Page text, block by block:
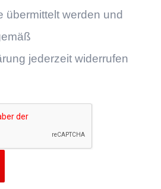
übermittelt werden und
jederzeit widerrufen